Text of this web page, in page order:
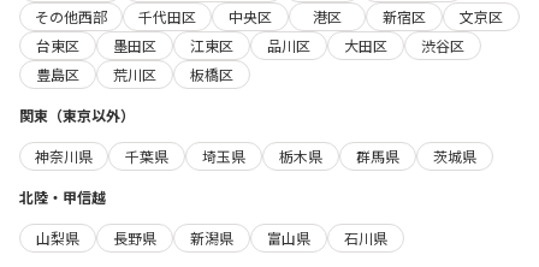
その他西部
千代田区 中央区 港区 新宿区
文京区
台東区
墨田区 江東区 品川区 大田区
渋谷区
豊島区
荒川区
板橋区
関東（東京以外）
神奈川県
千葉県 埼玉県 栃木県 群馬県
茨城県
北陸・甲信越
山梨県
長野県 新潟県 富山県
石川県